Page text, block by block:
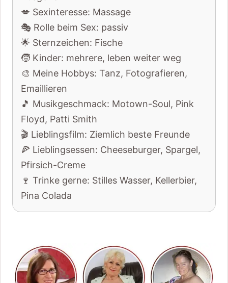
💋 Sexinteresse: Massage
🎭 Rolle beim Sex: passiv
🌟 Sternzeichen: Fische
🧒 Kinder: mehrere, leben weiter weg
🎨 Meine Hobbys: Tanz, Fotografieren,
Emaillieren
🎵 Musikgeschmack: Motown-Soul, Pink
Floyd, Patti Smith
🎬 Lieblingsfilm: Ziemlich beste Freunde
🍕 Lieblingsessen: Cheeseburger, Spargel,
Pfirsich-Creme
🍷 Trinke gerne: Stilles Wasser, Kellerbier,
Pina Colada